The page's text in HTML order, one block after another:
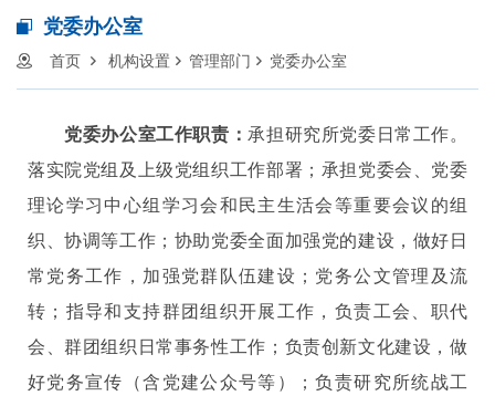
党委办公室
首页 机构设置 管理部门 党委办公室
党委办公室工作职责： 承担研究所党委日常工作。
落实院党组及上级党组织工作部署；承担党委会、党委
理论学习中心组学习会和民主生活会等重要会议的组
织、协调等工作；协助党委全面加强党的建设，做好日
常党务工作，加强党群队伍建设；党务公文管理及流
转；指导和支持群团组织开展工作，负责工会、职代
会、群团组织日常事务性工作；负责创新文化建设，做
好党务宣传（含党建公众号等）；负责研究所统战工